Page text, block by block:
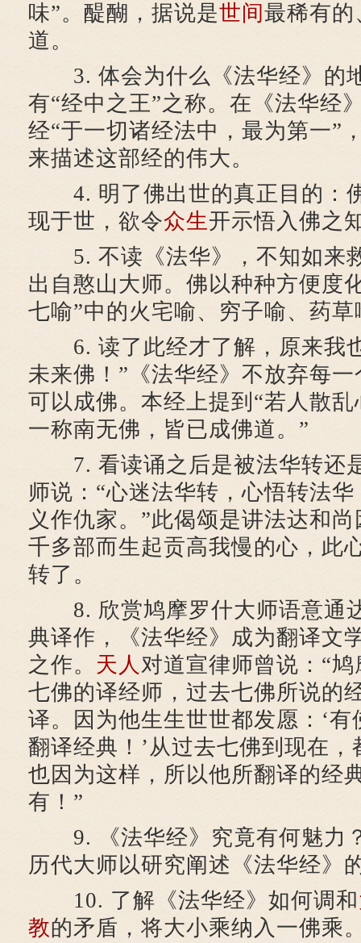
味”。醍醐，据说是世间最稀有的
道。
3. 体会为什么《法华经》的
有“经中之王”之称。在《法华经
经“于一切诸经法中，最为第一”
来描述这部经的伟大。
4. 明了佛出世的真正目的：
现于世，欲令众生开示悟入佛之
5. 不读《法华》，不知如来
出自憨山大师。佛以种种方便度
七喻”中的火宅喻、穷子喻、药
6. 读了此经才了解，原来我
未来佛！”《法华经》不放弃每
可以成佛。本经上提到“若人散
一称南无佛，皆已成佛道。”
7. 看读诵之后是被法华转还
师说：“心迷法华转，心悟转法
义作仇家。”此偈颂是讲法达和
千多部而生起贡高我慢的心，此
转了。
8. 欣赏鸠摩罗什大师语意通
典译作，《法华经》成为翻译文
之作。 天人对道宣律师曾说：“
七佛的译经师，过去七佛所说的
译。因为他生生世世都发愿：‘
翻译经典！’从过去七佛到现在
也因为这样，所以他所翻译的经
有！”
9. 《法华经》究竟有何魅力
历代大师以研究阐述《法华经》
10. 了解《法华经》如何调和
教的矛盾，将大小乘纳入一佛乘